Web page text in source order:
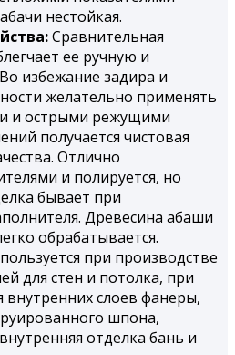
нестойкая.
Сравнительная
ее ручную и
избежание задира и
желательно применять
и острыми режущими
получается чистовая
Отлично
и полируется, но
бывает при
Древесина абаши
обрабатывается.
при производстве
для стен и потолка, при
внутренних слоев фанеры,
шпона,
отделка бань и